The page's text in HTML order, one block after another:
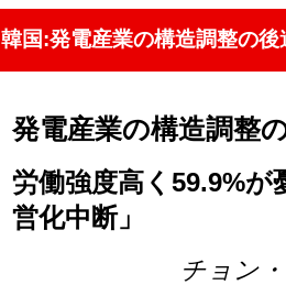
韓国:発電産業の構造調整の
発電産業の構造調整
労働強度高く59.9%が
営化中断」
チョン